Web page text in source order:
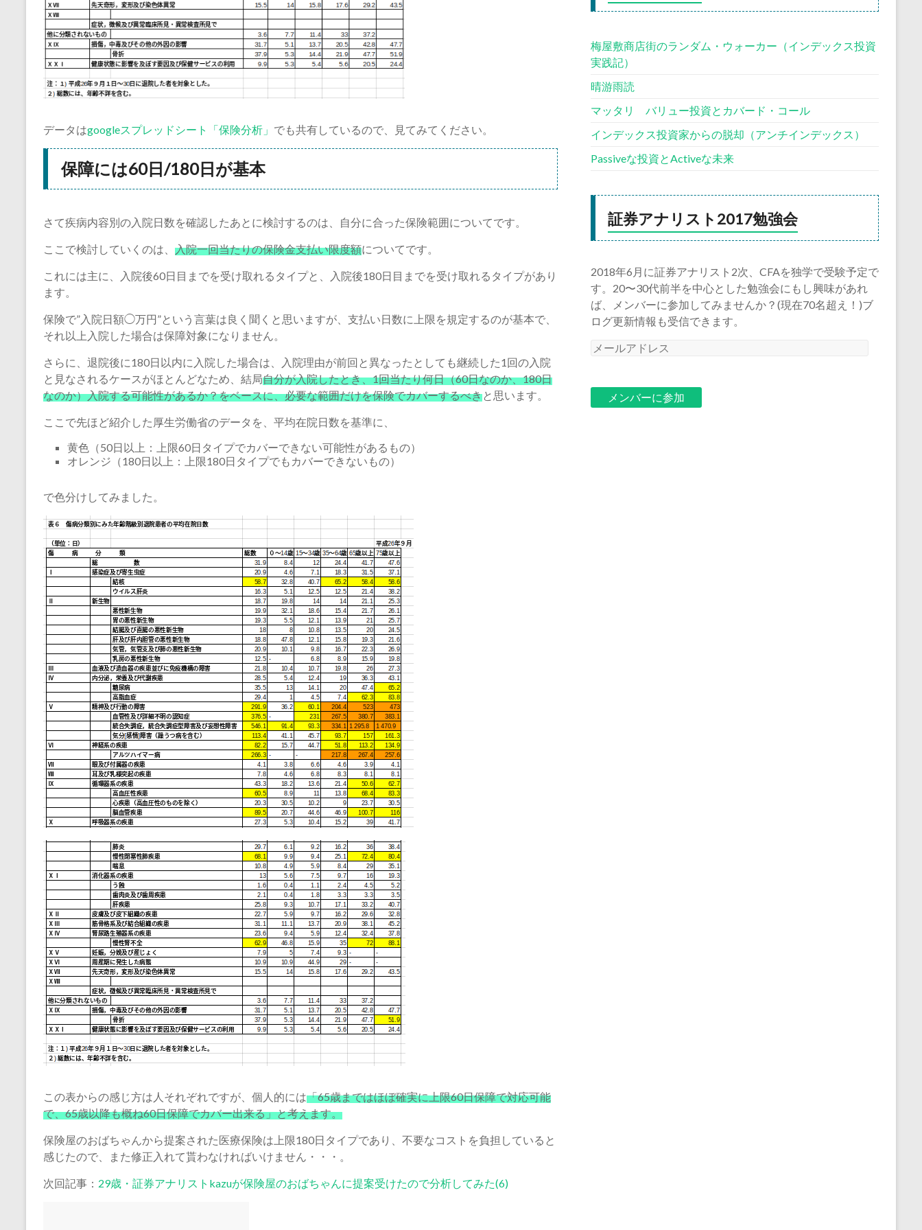
データはgoogleスプレッドシート「保険分析」 でも共有しているので、見てみてください。
保障には60日/180日が基本
さて疾病内容別の入院日数を確認したあとに検討するのは、自分に合った保険範囲についてです。
ここで検討していくのは、 入院一回当たりの保険金支払い限度額についてです。
これには主に、入院後60日目までを受け取れるタイプと、入院後180日目までを受け取れるタイプがあり
ます。
保険で”入院日額◯万円”という言葉は良く聞くと思いますが、支払い日数に上限を規定するのが基本で、
それ以上入院した場合は保障対象になりません。
さらに、退院後に180日以内に入院した場合は、入院理由が前回と異なったとしても継続した1回の入院
と見なされるケースがほとんどなため、結局自分が入院したとき、1回当たり何日（60日なのか、180日
なのか）入院する可能性があるか？をベースに、必要な範囲だけを保険でカバーするべきと思います。
ここで先ほど紹介した厚生労働省のデータを、平均在院日数を基準に、
黄色（50日以上：上限60日タイプでカバーできない可能性があるもの）
オレンジ（180日以上：上限180日タイプでもカバーできないもの）
で色分けしてみました。
この表からの感じ方は人それぞれですが、個人的には「65歳まではほぼ確実に上限60日保障で対応可能
で、65歳以降も概ね60日保障でカバー出来る」と考えます。
保険屋のおばちゃんから提案された医療保険は上限180日タイプであり、不要なコストを負担していると
感じたので、また修正入れて貰わなければいけません・・・。
次回記事： 29歳・証券アナリストkazuが保険屋のおばちゃんに提案受けたので分析してみた(6)
梅屋敷商店街のランダム・ウォーカー（インデックス投資
実践記）
晴游雨読
マッタリ バリュー投資とカバード・コール
インデックス投資家からの脱却（アンチインデックス）
Passiveな投資とActiveな未来
証券アナリスト2017勉強会
2018年6月に証券アナリスト2次、CFAを独学で受験予定で
す。20〜30代前半を中心とした勉強会にもし興味があれ
ば、メンバーに参加してみませんか？(現在70名超え！)ブ
ログ更新情報も受信できます。
メ